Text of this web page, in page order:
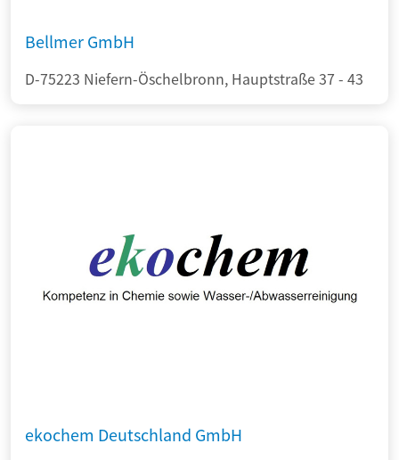
Bellmer GmbH
D-75223 Niefern-Öschelbronn, Hauptstraße 37 - 43
ekochem Deutschland GmbH